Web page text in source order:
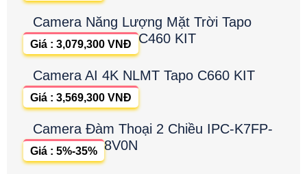
Camera Năng Lượng Mặt Trời Tapo
C460 KIT
Giá : 3,079,300 VNĐ
Camera AI 4K NLMT Tapo C660 KIT
Giá : 3,569,300 VNĐ
Camera Đàm Thoại 2 Chiều IPC-K7FP-
8V0N
Giá : 5%-35%